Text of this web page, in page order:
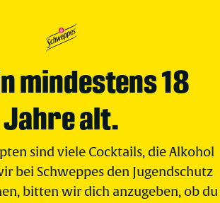
mindestens 18
Jahre alt.
sind viele Cocktails, die Alkohol
bei Schweppes den Jugendschutz
bitten wir dich anzugeben, ob du